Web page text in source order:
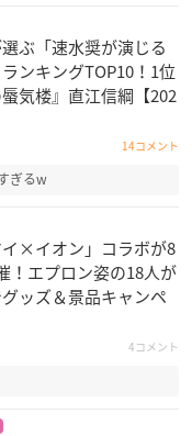
ぶ「速水奨が演じる
ンキングTOP10！1位
気楼』直江信綱【202
14コメント
ぎるw
イ×イオン」コラボが8
！エプロン姿の18人が
ッズ＆景品キャンペ
4コメント